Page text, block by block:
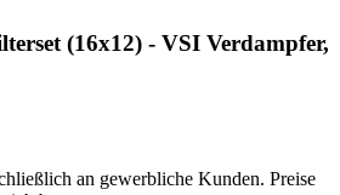
(16x12) - VSI Verdampfer,
an gewerbliche Kunden. Preise